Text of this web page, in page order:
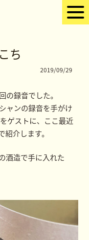
ち
2019/09/29
の録音でした。
ャンの録音を手がけ
ゲストに、ここ最近
介します。
酒造で手に入れた